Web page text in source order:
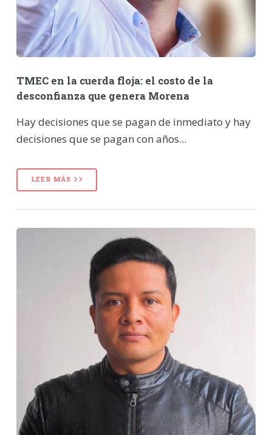
TMEC en la cuerda floja: el costo de la
desconfianza que genera Morena
Hay decisiones que se pagan de inmediato y hay
decisiones que se pagan con años...
LEER MÁS